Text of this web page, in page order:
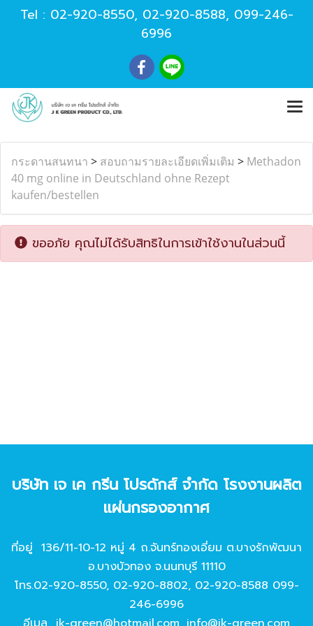
Tel : 02-920-8550, 02-920-8588, 099-246-
6996
กระดานสนทนา > สอบถามรายละเอียดเพิ่มเติม > Methadon
40 mg online in Deutschland ohne Rezept
kaufen/bestellen
ขออภัย คุณไม่ได้รับสิทธิในการเข้าใช้งานในส่วนนี้
บริษัท เจ เค กรีน โปรดักส์ จํากัด โรงงานผลิต
แผ่นกรองอากาศ
ที่อยู่ 136/11-10-12 หมู่ 4 ถ.จันทร์ทองเอี่ยม ต.บางรักพัฒนา
อ.บางบัวทอง จ.นนทบุรี 11110
โทร.02-920-8550, 02-920-8802, 02-920-8588 099-
246-6996